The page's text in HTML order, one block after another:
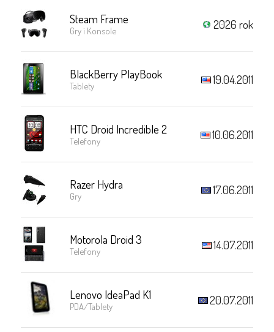
Steam Frame
Gry i Konsole 2026 rok
BlackBerry PlayBook
Tablety 19.04.2011
HTC Droid Incredible 2
Telefony 10.06.2011
Razer Hydra
Gry 17.06.2011
Motorola Droid 3
Telefony 14.07.2011
Lenovo IdeaPad K1
PDA/Tablety 20.07.2011